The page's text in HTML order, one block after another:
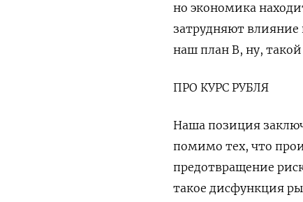
но экономика
затрудняют
наш план B, ну,
ПРО КУРС РУБЛЯ
Наша позиция
помимо тех, что
предотвращение
такое дисфункция